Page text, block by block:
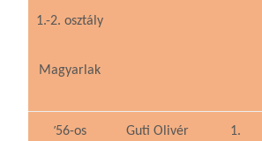
1.-2. osztály
Magyarlak
’56-os
Guti Olivér 1.